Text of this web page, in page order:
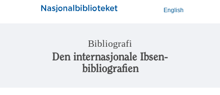
English
Bibliografi
Den internasjonale Ibsen-
bibliografien